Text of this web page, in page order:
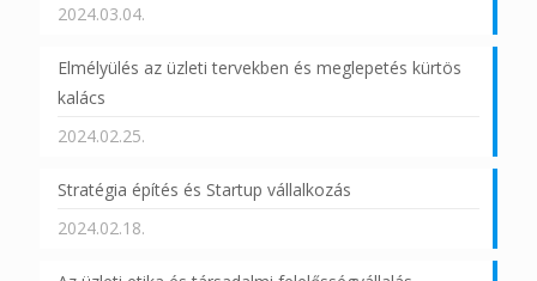
2024.03.04.
Elmélyülés az üzleti tervekben és meglepetés kürtös
kalács
2024.02.25.
Stratégia építés és Startup vállalkozás
2024.02.18.